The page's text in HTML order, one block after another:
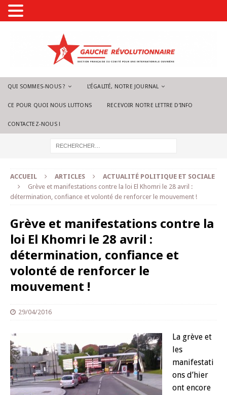
QUI SOMMES-NOUS ? L’ÉGALITÉ, NOTRE JOURNAL
CE POUR QUOI NOUS LUTTONS RECEVOIR NOTRE LETTRE D’INFO
CONTACTEZ-NOUS !
ACCUEIL ARTICLES
ACTUALITÉ POLITIQUE ET SOCIALE
Grève et manifestations contre la loi El Khomri le 28 avril :
détermination, confiance et volonté de renforcer le mouvement !
Grève et manifestations contre la
loi El Khomri le 28 avril :
détermination, confiance et
volonté de renforcer le
mouvement !
29/04/2016
La grève et
les
manifestati
ons d’hier
ont encore